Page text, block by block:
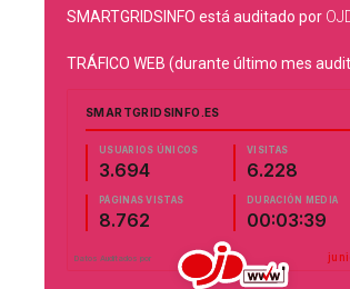
SMARTGRIDSINFO está auditado por
TRÁFICO WEB (durante último mes